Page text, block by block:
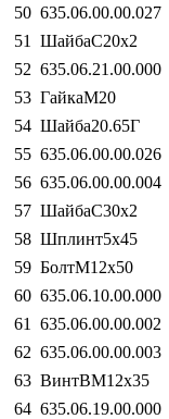
50 635.06.00.00.027
51
ШайбаС20х2
52 635.06.21.00.000
53 ГайкаМ20
54 Шайба20.65Г
55 635.06.00.00.026
56 635.06.00.00.004
57 ШайбаС30х2
58 Шплинт5х45
59 БолтМ12х50
60 635.06.10.00.000
61
635.06.00.00.002
62 635.06.00.00.003
63 ВинтВМ12х35
64 635.06.19.00.000